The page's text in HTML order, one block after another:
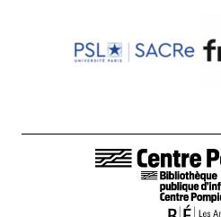
LIENS DE BAS DE